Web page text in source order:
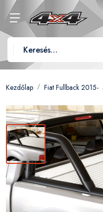
Kezdőlap Fiat Fullback 2015-